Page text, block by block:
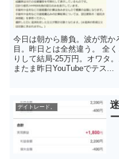
今日は朝から勝負。波が荒か
目。昨日とは全然違う。 全
りして結局-25万円。オワタ
またま昨日YouTubeでテス...
デイトレード。